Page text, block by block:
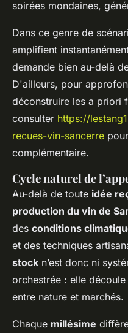
soirées mondaines,
Dans ce genre de
amplifient
demande bien au-delà
D'ailleurs, pour
déconstruire les a priori
consulter https://
recues-vin-sancerre
complémentaire.
Cycle naturel de
Au-delà de toute idée
production du vin de
des conditions
et des techniques
stock n’est donc ni
orchestrée : elle découle
entre nature et marchés.
Chaque millésime